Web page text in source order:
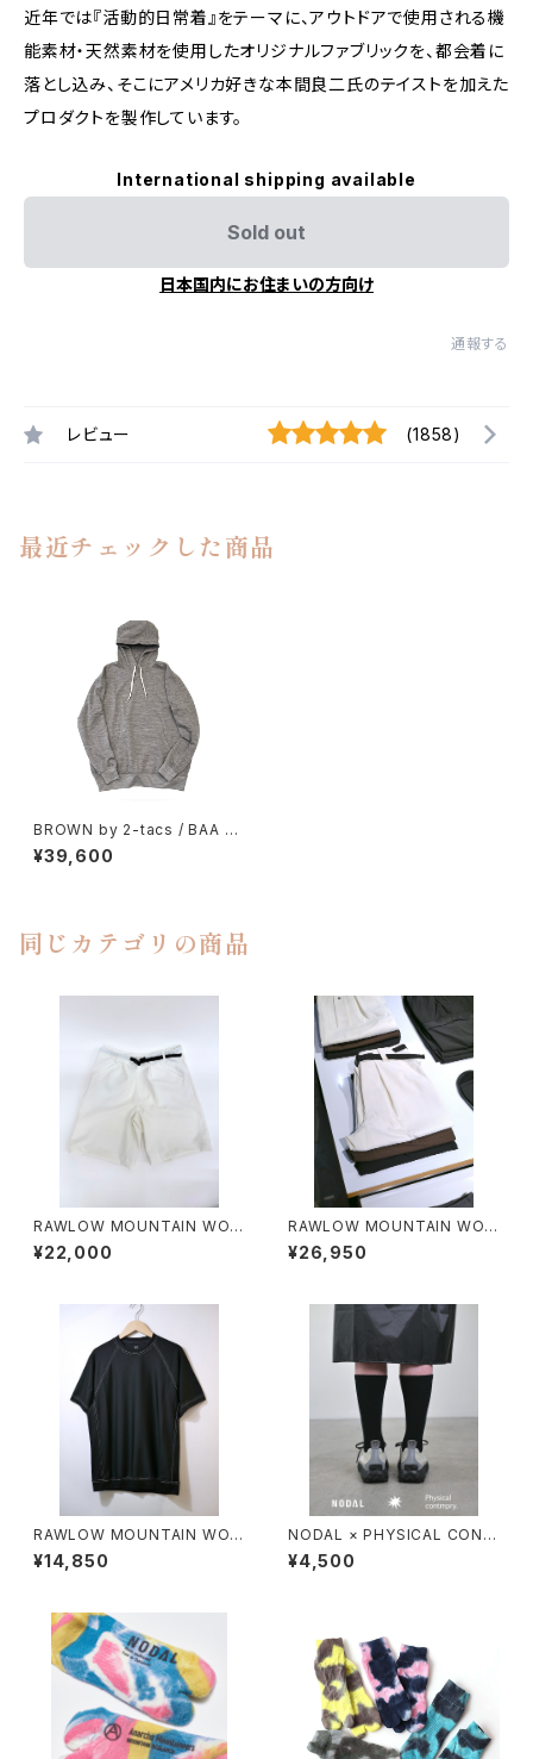
近年では『活動的日常着』をテーマに、アウトドアで使用される機
能素材・天然素材を使用したオリジナルファブリックを、都会着に
落とし込み、そこにアメリカ好きな本間良二氏のテイストを加えた
プロダクトを製作しています。
International shipping available
Sold out
日本国内にお住まいの方向け
通報する
レビュー (1858)
最近チェックした商品
BROWN by 2-tacs / BAA G
RID-HOODIE
¥39,600
同じカテゴリの商品
RAWLOW MOUNTAIN WOR
KS / HIKER GURKHA PANTS
¥22,000
RAWLOW MOUNTAIN WOR
KS / HIKER BAKER PANTS
¥26,950
RAWLOW MOUNTAIN WOR
KS / DAD LITE CREW
¥14,850
NODAL × PHYSICAL CONT
MPRY.
¥4,500